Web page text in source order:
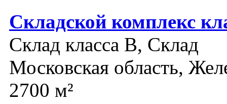
Складской комплекс
Склад класса B, Склад
Московская область,
2700 м²